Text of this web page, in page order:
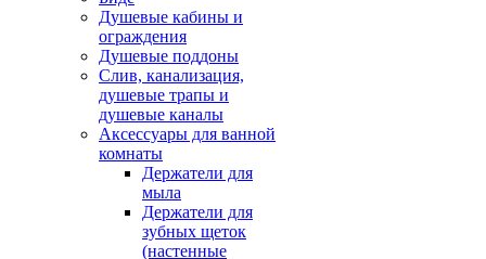
Душевые кабины и
ограждения
Душевые поддоны
Слив, канализация,
душевые трапы и
душевые каналы
Аксессуары для ванной
комнаты
Держатели для
мыла
Держатели для
зубных щеток
(настенные